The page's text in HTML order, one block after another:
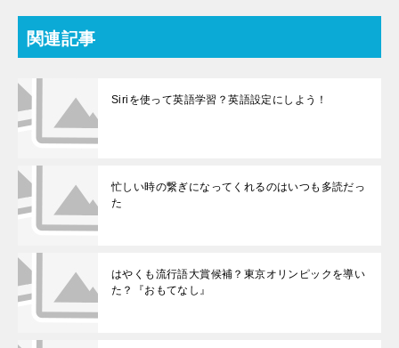
関連記事
Siriを使って英語学習？英語設定にしよう！
忙しい時の繋ぎになってくれるのはいつも多読だっ
た
はやくも流行語大賞候補？東京オリンピックを導い
た？『おもてなし』